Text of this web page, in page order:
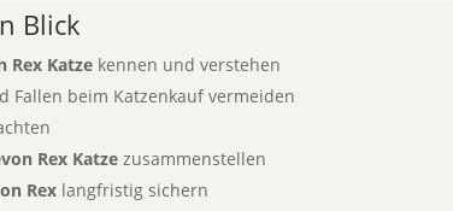
Blick
Rex Katze kennen und verstehen
Fallen beim Katzenkauf vermeiden
Rex Katze zusammenstellen
Rex langfristig sichern